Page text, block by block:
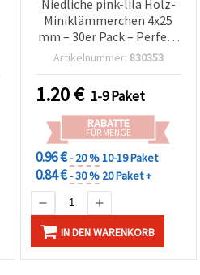
Niedliche pink-lila Holz-
Miniklämmerchen 4x25
mm – 30er Pack – Perfekt
für Basteln, Foto-
Artikelnummer: 830353
1.20€ 1-9 Paket
RABATTE
FÜR MENGE
0.96 €- 20 %10-19 Paket
0.84 €- 30 % 20 Paket +
IN DEN WARENKORB